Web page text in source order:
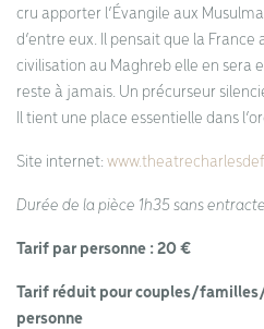
cru apporter l’Évangile aux
d’entre eux. Il pensait que la
civilisation au Maghreb elle en sera
reste à jamais. Un précurseur
Il tient une place essentielle dans
Site internet:
Durée de la pièce 1h35 sans entracte
Tarif par personne : 20 €
Tarif réduit pour couples/
personne